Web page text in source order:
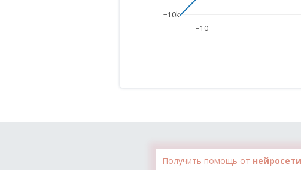
−10
−10k
Получить помощь от нейросети